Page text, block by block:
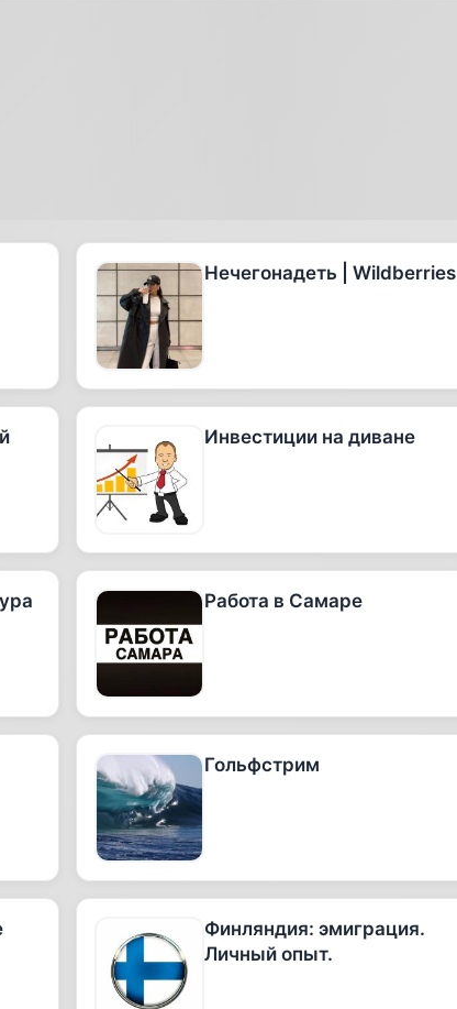
Нечегонадеть | Wildberries
Инвестиции на диване
Работа в Самаре
Гольфстрим
Финляндия: эмиграция.
Личный опыт.